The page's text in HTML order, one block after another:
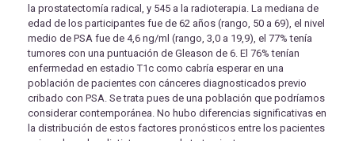
la prostatectomía radical, y 545 a la radioterapia. La mediana de
edad de los participantes fue de 62 años (rango, 50 a 69), el nivel
medio de PSA fue de 4,6 ng/ml (rango, 3,0 a 19,9), el 77% tenía
tumores con una puntuación de Gleason de 6. El 76% tenían
enfermedad en estadio T1c como cabría esperar en una
población de pacientes con cánceres diagnosticados previo
cribado con PSA. Se trata pues de una población que podríamos
considerar contemporánea. No hubo diferencias significativas en
la distribución de estos factores pronósticos entre los pacientes